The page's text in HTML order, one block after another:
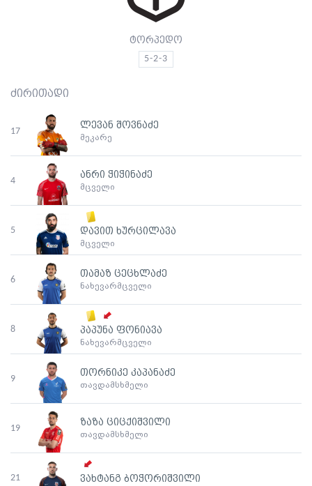
ტორპედო
5-2-3
ძირითადი
17
ლევან შოვნაძე
მეკარე
4
ანრი ჭიჭინაძე
მცველი
5 დავით ხურცილავა
მცველი
6
თამაზ ცეცხლაძე
ნახევარმცველი
8 პაპუნა ფონიავა
ნახევარმცველი
9
თორნიკე კაპანაძე
თავდამსხმელი
19
ზაზა ციცქიშვილი
თავდამსხმელი
21 ვახტანგ ბოჭორიშვილი